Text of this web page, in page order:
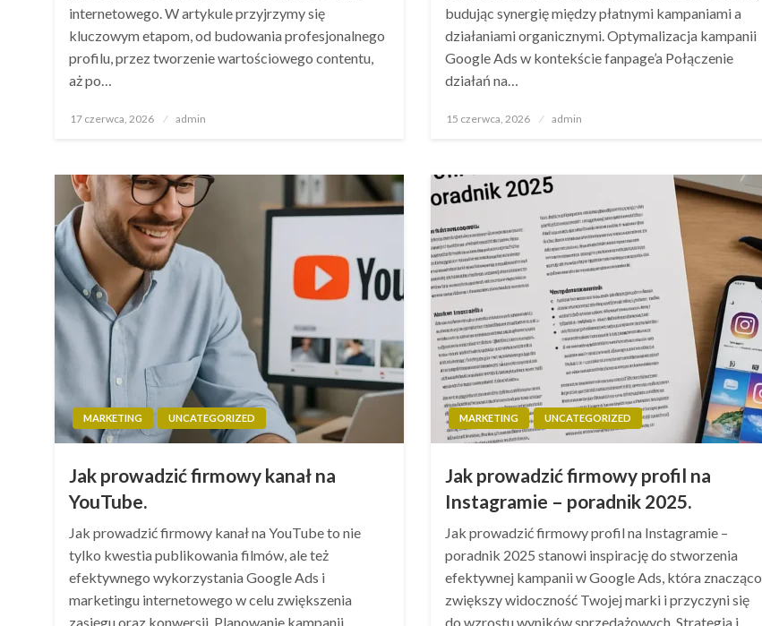
internetowego. W artykule przyjrzymy się
kluczowym etapom, od budowania profesjonalnego
profilu, przez tworzenie wartościowego contentu,
aż po…
Opublikowane
17 czerwca, 2026 admin
budując synergię między płatnymi kampaniami a
działaniami organicznymi. Optymalizacja kampanii
Google Ads w kontekście fanpage’a Połączenie
działań na…
Opublikowane
15 czerwca, 2026 admin
MARKETING UNCATEGORIZED
Jak prowadzić firmowy kanał na
YouTube.
Jak prowadzić firmowy kanał na YouTube to nie
tylko kwestia publikowania filmów, ale też
efektywnego wykorzystania Google Ads i
marketingu internetowego w celu zwiększenia
zasięgu oraz konwersji. Planowanie kampanii
MARKETING UNCATEGORIZED
Jak prowadzić firmowy profil na
Instagramie – poradnik 2025.
Jak prowadzić firmowy profil na Instagramie –
poradnik 2025 stanowi inspirację do stworzenia
efektywnej kampanii w Google Ads, która znacząco
zwiększy widoczność Twojej marki i przyczyni się
do wzrostu wyników sprzedażowych. Strategia i